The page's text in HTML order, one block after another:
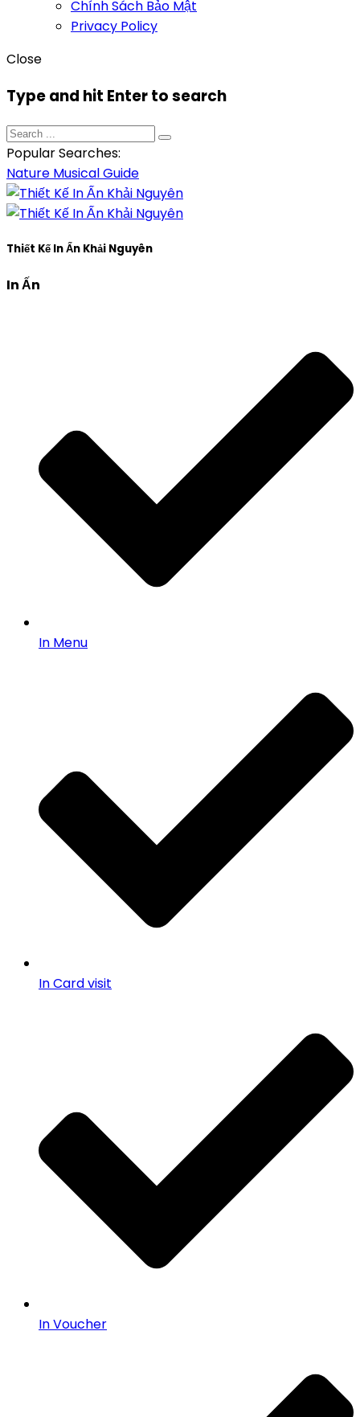
Chính Sách Bảo Mật
Privacy Policy
Close
Type and hit Enter to search
Popular Searches:
Nature MusicalGuide
Thiết Kế In Ấn Khải Nguyên
In Ấn
In Menu
In Card visit
In Voucher